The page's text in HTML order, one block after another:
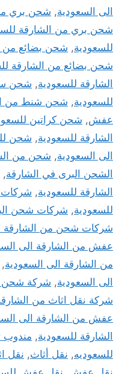
الى السعودية, شحن بري
شحن بري من الشارقة
للسعودية, شحن بضائع من
شحن بضائع من الشارقة
الشارقة للسعودية, شحن
للسعودية, شحن شنط من
عفش, شحن كراتين
الشارقة للسعودية, شحن
الى السعودية, شحن من
الشحن البرى في الشارقة,
الشارقة للسعودية, شركات
للسعودية, شركات شحن
شركات شحن من الشارقة
عفش من الشارقة الى
من الشارقة الى السعودية,
الى السعودية, شركة شحن
شركة نقل اثاث من
عفش من الشارقة الى
الشارقة للسعودية, مندوب
للسعوديه, نقل أثاث, نقل